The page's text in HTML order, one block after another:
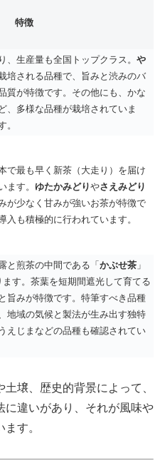
特徴
、生産量も全国トップクラス。 や
培される品種で、旨みと渋みのバ
質が特徴です。その他にも、かな
、多様な品種が栽培されていま
。
で最も早く新茶（大走り）を届け
ます。 ゆたかみどりやさえみどり
が少なく甘みが強いお茶が特徴で
入も積極的に行われています。
と煎茶の中間である「 かぶせ茶 」
す。茶葉を短期間遮光して育てる
旨みが特徴です。特筆すべき品種
地域の気候と製法が生み出す独特
えじまなどの品種も確認されてい
壌、歴史的背景によって、
に違いがあり、それが風味や
す。